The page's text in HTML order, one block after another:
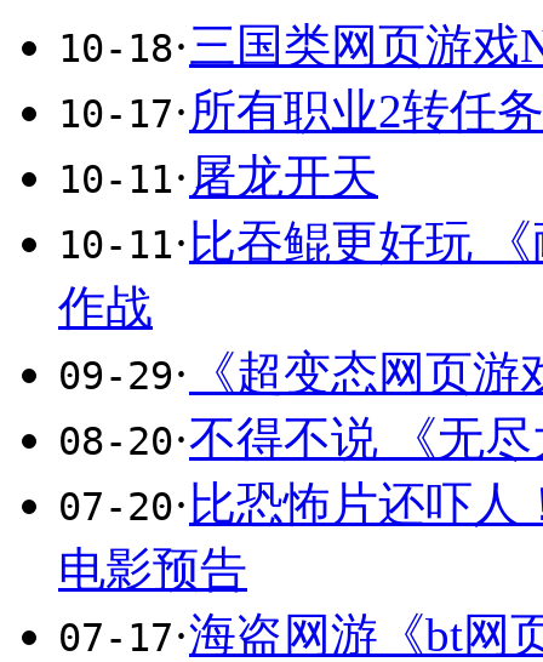
10-18·三国类网页游戏
10-17·所有职业2转任
10-11· 屠龙开天
10-11· 比吞鲲更好玩
作战
09-29· 《超变态网页
08-20·不得不说 《无
07-20· 比恐怖片还吓人
电影预告
07-17·海盗网游《bt网